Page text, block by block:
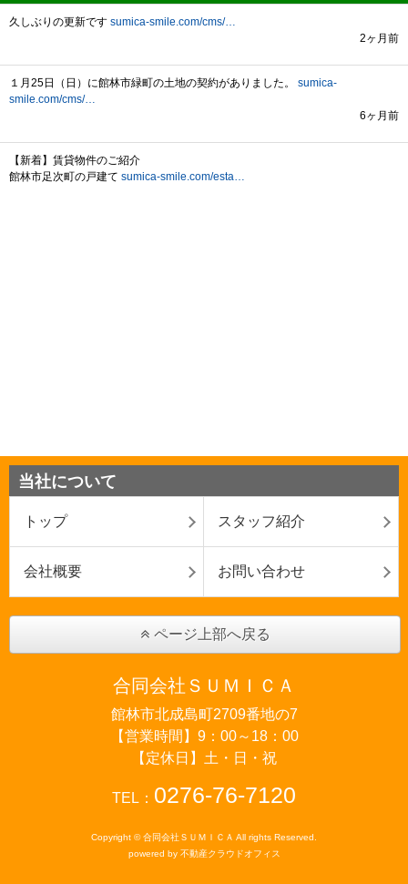
当社について
トップ スタッフ紹介
会社概要 お問い合わせ
ページ上部へ戻る
合同会社ＳＵＭＩＣＡ
館林市北成島町2709番地の7
【営業時間】9：00～18：00
【定休日】土・日・祝
TEL： 0276-76-7120
Copyright © 合同会社ＳＵＭＩＣＡ All rights Reserved.
powered by 不動産クラウドオフィス